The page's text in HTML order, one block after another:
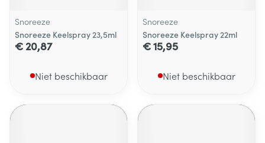
Snoreeze
Snoreeze Keelspray 23,5ml
€ 20,87
Niet beschikbaar
Snoreeze
Snoreeze Keelspray 22ml
€ 15,95
Niet beschikbaar